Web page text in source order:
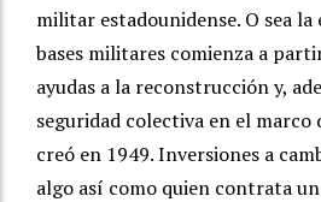
militar estadounidense. O sea la
bases militares comienza a
ayudas a la reconstrucción y,
seguridad colectiva en el marco
creó en 1949. Inversiones a
algo así como quien contrata